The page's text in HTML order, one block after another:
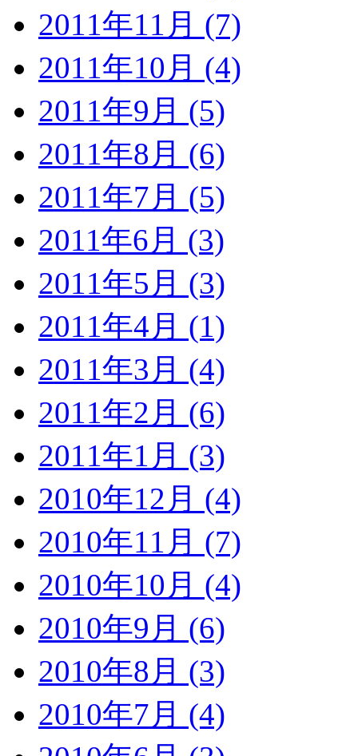
2011年11月 (7)
2011年10月 (4)
2011年9月 (5)
2011年8月 (6)
2011年7月 (5)
2011年6月 (3)
2011年5月 (3)
2011年4月 (1)
2011年3月 (4)
2011年2月 (6)
2011年1月 (3)
2010年12月 (4)
2010年11月 (7)
2010年10月 (4)
2010年9月 (6)
2010年8月 (3)
2010年7月 (4)